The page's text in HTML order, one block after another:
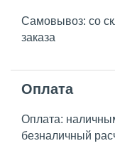
Самовывоз: со
заказа
Оплата
Оплата:
безналичный